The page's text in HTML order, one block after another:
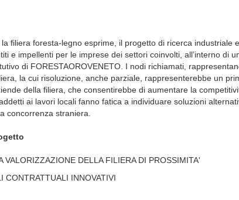
filiera foresta-legno esprime, il progetto di ricerca industriale
e impellenti per le imprese dei settori coinvolti, all’interno di
di FORESTAOROVENETO. I nodi richiamati,
la cui risoluzione, anche parziale, rappresenterebbe un
della filiera, che consentirebbe di aumentare la
ai lavori locali fanno fatica a individuare soluzioni
concorrenza straniera.
DELLA FILIERA DI PROSSIMITA'
CONTRATTUALI INNOVATIVI